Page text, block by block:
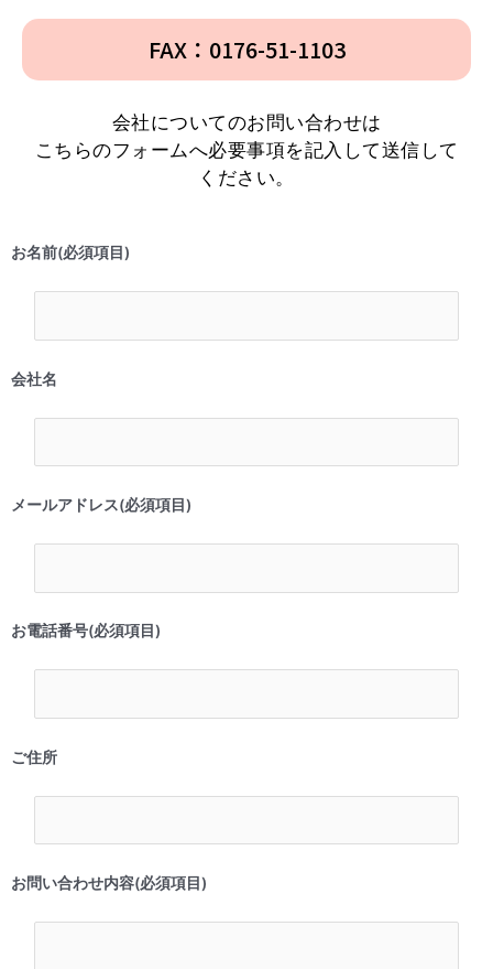
FAX：0176-51-1103
会社についてのお問い合わせは
こちらのフォームへ必要事項を記入して送信して
ください。
お名前(必須項目)
会社名
メールアドレス(必須項目)
お電話番号(必須項目)
ご住所
お問い合わせ内容(必須項目)